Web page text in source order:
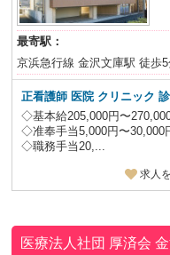
最寄駅：
京浜急行線 金沢文庫駅 徒歩5
正看護師 医院 クリニック
◇基本給205,000円〜
◇准奉手当5,000円〜30,000
◇職務手当20,...
求人
医療法人社団 厚済会